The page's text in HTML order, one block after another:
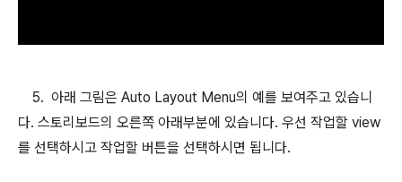
5. 아래 그림은 Auto Layout Menu의 예를 보여주고 있습니
다. 스토리보드의 오른쪽 아래부분에 있습니다. 우선 작업할 view
를 선택하시고 작업할 버튼을 선택하시면 됩니다.